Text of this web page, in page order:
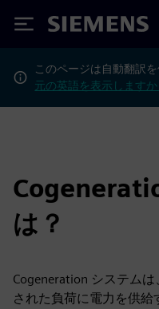
Siemens
このページは自動翻訳
元の英語を表示しますか
は？
Cogeneration システム
された負荷に電力を供